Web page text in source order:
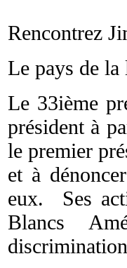
Rencontrez
Le pays de la
Le 33ième
président à
le premier
et à
eux. Ses
Blancs